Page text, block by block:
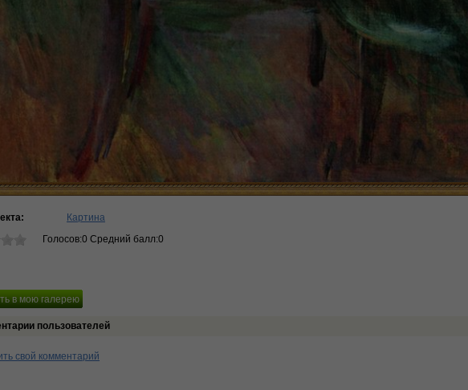
Картина
Голосов:0 Средний балл:0
пользователей
свой комментарий